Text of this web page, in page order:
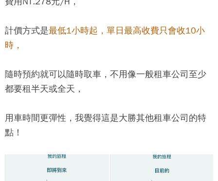
計價方式是最低1小時起，單日最高收費只會收10小
時，
隨時預約就可以隨時取車，不用像一般租車公司至少
都要租半天或全天，
用車時間更彈性，我覺得這是大勝其他租車公司的特
點！